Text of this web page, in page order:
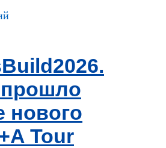
прошло
нового
Tour